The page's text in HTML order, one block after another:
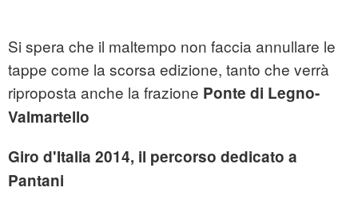
Si spera che il maltempo non faccia annullare le
tappe come la scorsa edizione, tanto che verrà
riproposta anche la frazione Ponte di Legno-
Valmartello
Giro d'Italia 2014, il percorso dedicato a
Pantani